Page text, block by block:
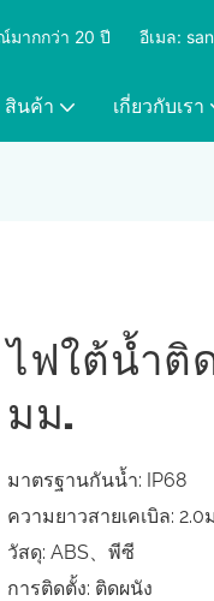
มากกว่า 20 ปี อีเมล:
สินค้า เกี่ยวกับเรา
ไฟใต้น้ำติ
มม.
มาตรฐานกันน้ำ: IP68
ความยาวสายเคเบิล: 2.0
วัสดุ: ABS、พีซี
การติดตั้ง: ติดผนัง